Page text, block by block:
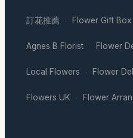
訂花推薦 · Flower Gift Box
Agnes B Florist · Flower
Local Flowers · Flower
Flowers UK · Flower